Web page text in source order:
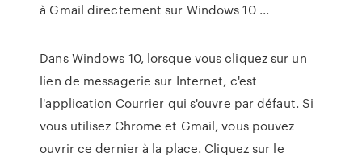
à Gmail directement sur Windows 10 ...
Dans Windows 10, lorsque vous cliquez sur un
lien de messagerie sur Internet, c'est
l'application Courrier qui s'ouvre par défaut. Si
vous utilisez Chrome et Gmail, vous pouvez
ouvrir ce dernier à la place. Cliquez sur le